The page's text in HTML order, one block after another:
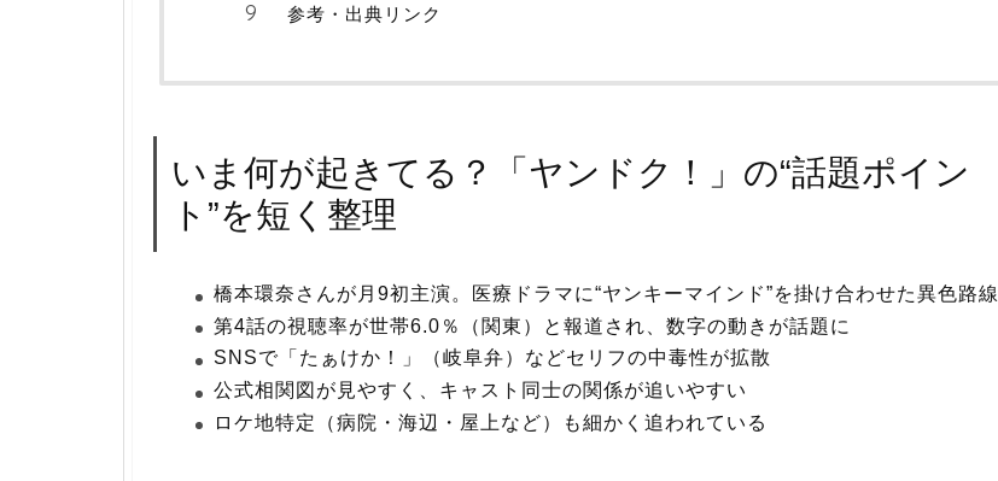
参考・出典リンク
いま何が起きてる？「ヤンドク！」の“話題ポイン
ト”を短く整理
橋本環奈さんが月9初主演。医療ドラマに“ヤンキーマインド”を掛け合わせた異色路線
第4話の視聴率が世帯6.0％（関東）と報道され、数字の動きが話題に
SNSで「たぁけか！」（岐阜弁）などセリフの中毒性が拡散
公式相関図が見やすく、キャスト同士の関係が追いやすい
ロケ地特定（病院・海辺・屋上など）も細かく追われている